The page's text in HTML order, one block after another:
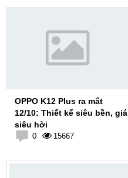
OPPO K12 Plus ra mắt
12/10: Thiết kế siêu bền, giá
siêu hời
0 15667